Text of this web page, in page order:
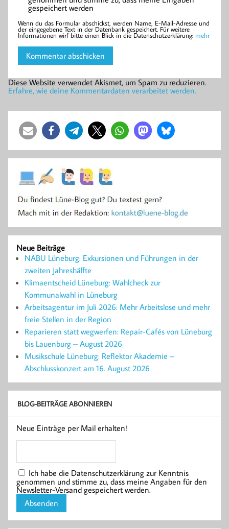
gespeichert werden
Wenn du das Formular abschickst, werden Name, E-Mail-Adresse und
der eingegebene Text in der Datenbank gespeichert. Für weitere
Informationen wirf bitte einen Blick in die Datenschutzerklärung: mehr
Diese Website verwendet Akismet, um Spam zu reduzieren.
Erfahre, wie deine Kommentardaten verarbeitet werden.
Neue Beiträge
NABU Lüneburg: Exkursionen und Führungen in der
zweiten Jahreshälfte
Klimaentscheid Lüneburg: Wahlcheck zur
Kommunalwahl in Lüneburg
Arbeitsagentur im Juli 2026: Mehr Arbeitslose und mehr
freie Stellen in der Region
Reparieren statt wegwerfen: Repair-Cafés von Lüneburg
bis Lauenburg – August 2026
Musikschule Lüneburg: Reflektor Akademie –
Abschlusskonzert am 16. August 2026
BLOG-BEITRÄGE ABONNIEREN
Neue Einträge per Mail erhalten!
Ich habe die Datenschutzerklärung zur Kenntnis
genommen und stimme zu, dass meine Angaben für den
Newsletter-Versand gespeichert werden.